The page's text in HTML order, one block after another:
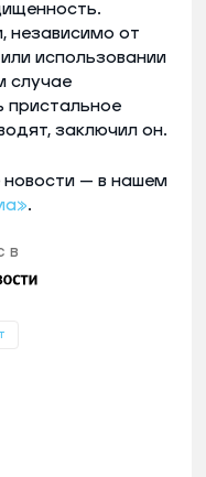
независимо от
использовании
случае
пристальное
заключил он.
— в нашем
.
в